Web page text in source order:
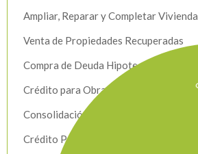
Ampliar, Reparar y Completar Vivienda
Venta de Propiedades Recuperadas
Compra de Deuda Hipotecaria
Crédito para Obras de Infraestructura
Consolidación de Deudas
Crédito Productivo